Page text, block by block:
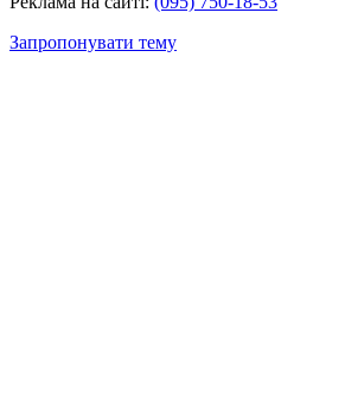
Запропонувати тему